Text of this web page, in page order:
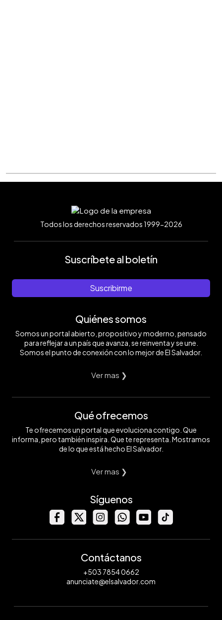
Todos los derechos reservados 1999-2026
Suscríbete al boletín
Suscribirme
Quiénes somos
Somos un portal abierto, propositivo y moderno, pensado
para reflejar a un país que avanza, se reinventa y se une.
Somos el punto de conexión con lo mejor de El Salvador.
Ver mas ❯
Qué ofrecemos
Te ofrecemos un portal que evoluciona contigo. Que
informa, pero también inspira. Que te representa. Mostramos
de lo que está hecho El Salvador.
Ver mas ❯
Síguenos
Contáctanos
+503 7854 0662
anunciate@elsalvador.com